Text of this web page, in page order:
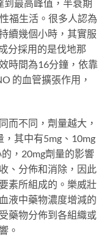
最高峰值，半衰期
福生活。很多人認為
續幾個小時，其實服
分採用的是伐地那
時間為16分鐘，依靠
的血管擴張作用，
而不同，劑量越大，
其中有5mg、10mg
，20mg劑量的影響
、分佈和消除，因此
素所組成的。樂威壯
液中藥物濃度增減的
藥物分佈到各組織或
。